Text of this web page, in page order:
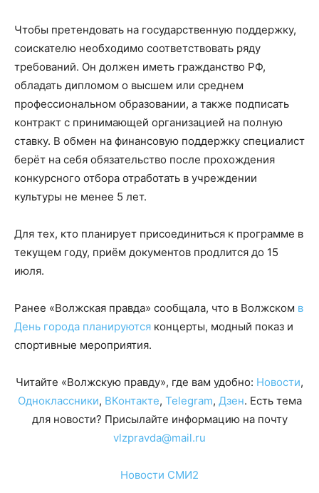
Чтобы претендовать на государственную поддержку,
соискателю необходимо соответствовать ряду
требований. Он должен иметь гражданство РФ,
обладать дипломом о высшем или среднем
профессиональном образовании, а также подписать
контракт с принимающей организацией на полную
ставку. В обмен на финансовую поддержку специалист
берёт на себя обязательство после прохождения
конкурсного отбора отработать в учреждении
культуры не менее 5 лет.
Для тех, кто планирует присоединиться к программе в
текущем году, приём документов продлится до 15
июля.
Ранее «Волжская правда» сообщала, что в Волжском в
День города планируются концерты, модный показ и
спортивные мероприятия.
Читайте «Волжскую правду», где вам удобно: Новости,
Одноклассники, ВКонтакте, Telegram, Дзен. Есть тема
для новости? Присылайте информацию на почту
vlzpravda@mail.ru
Новости СМИ2